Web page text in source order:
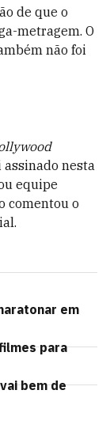
de que o
metragem. O
não foi
nesta
equipe
comentou o
em
para
bem de